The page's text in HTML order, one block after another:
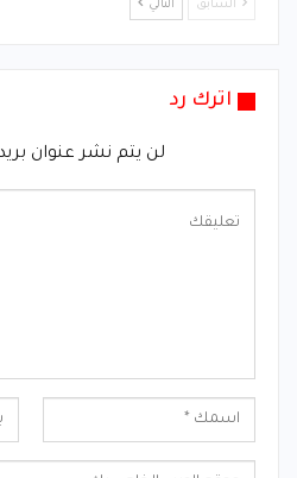
السابق التالي
اترك رد
لن يتم نشر عنوان